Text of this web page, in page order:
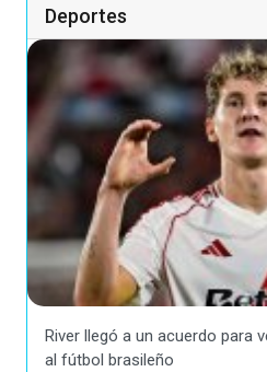
Deportes
River llegó a un acuerdo para
al fútbol brasileño